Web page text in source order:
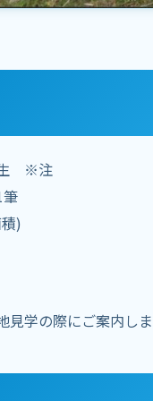
生 ※注
)
学の際にご案内し